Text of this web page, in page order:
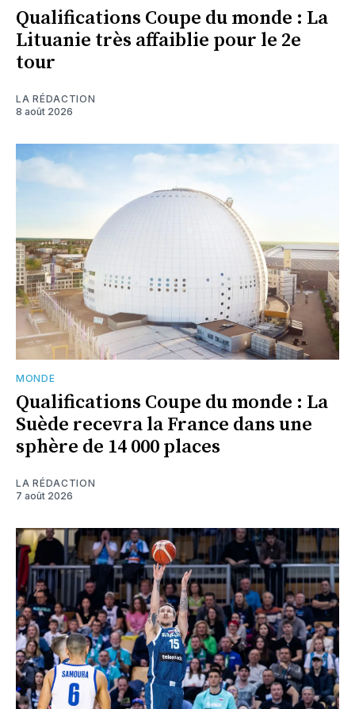
Qualifications Coupe du monde : La
Lituanie très affaiblie pour le 2e
tour
LA RÉDACTION
8 août 2026
MONDE
Qualifications Coupe du monde : La
Suède recevra la France dans une
sphère de 14 000 places
LA RÉDACTION
7 août 2026